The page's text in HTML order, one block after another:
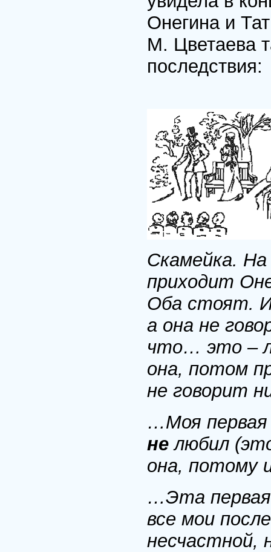
Онегина и
М. Цветаева
последствия:
Скамейка.
приходит
Оба стоят. И
а она не
что… это –
она, потом
не говорит
…Моя первая
нелюбил
она, потому
…Эта первая
все мои
несчастной,